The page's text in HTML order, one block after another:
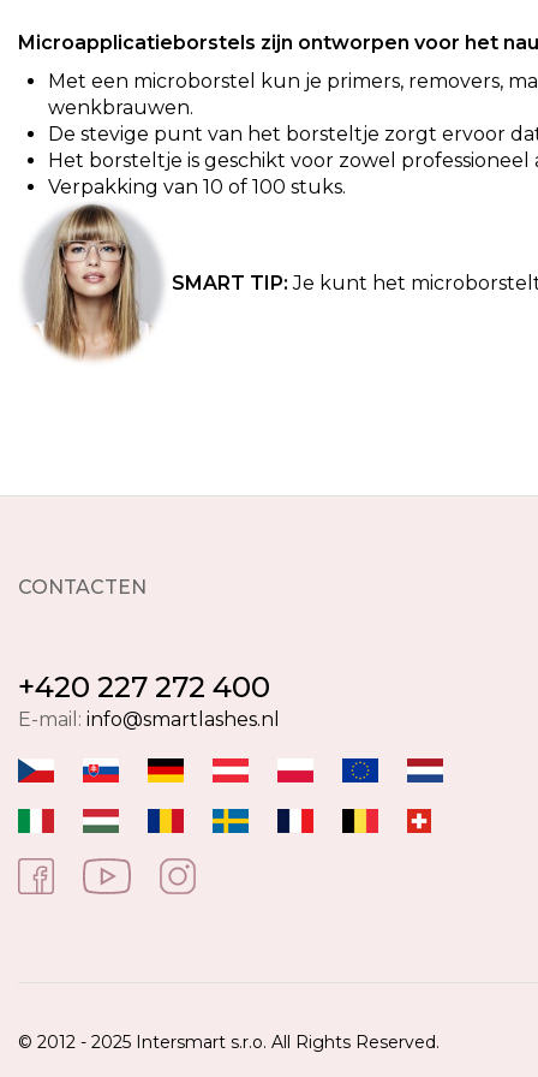
afbeeldingen-
gallerij
Microapplicatieborstels zijn ontworpen voor het
Met een microborstel kun je primers, removers,
wenkbrauwen.
De stevige punt van het borsteltje zorgt ervoor
Het borsteltje is geschikt voor zowel professioneel
Verpakking van 10 of 100 stuks.
SMART TIP:Je kunt het
CONTACTEN
+420 227 272 400
E-mail: info@smartlashes.nl
© 2012 - 2025 Intersmart s.r.o. All Rights Reserved.